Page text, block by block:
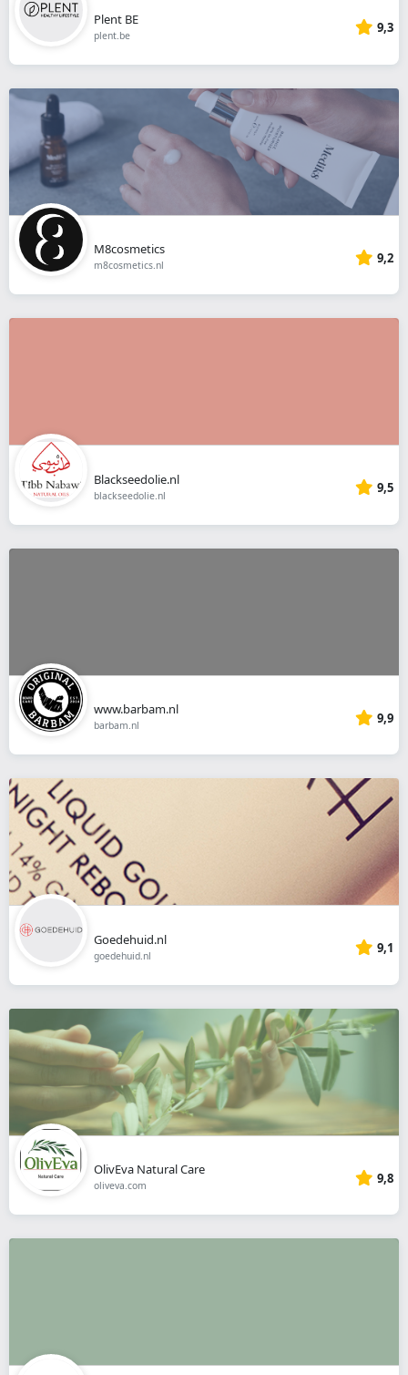
Plent BE
plent.be 9,3
M8cosmetics
m8cosmetics.nl 9,2
Blackseedolie.nl
blackseedolie.nl 9,5
www.barbam.nl
barbam.nl 9,9
Goedehuid.nl
goedehuid.nl 9,1
OlivEva Natural Care
oliveva.com 9,8